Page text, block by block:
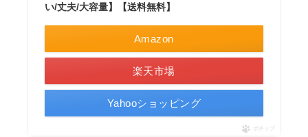
い/丈夫/大容量】【送料無料】
Amazon
楽天市場
Yahooショッピング
ポチップ